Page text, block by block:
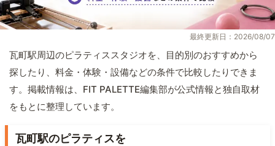
最終更新日：2026/08/07
瓦町駅周辺のピラティススタジオを、目的別のおすすめから
探したり、料金・体験・設備などの条件で比較したりできま
す。掲載情報は、FIT PALETTE編集部が公式情報と独自取材
をもとに整理しています。
瓦町駅のピラティスを